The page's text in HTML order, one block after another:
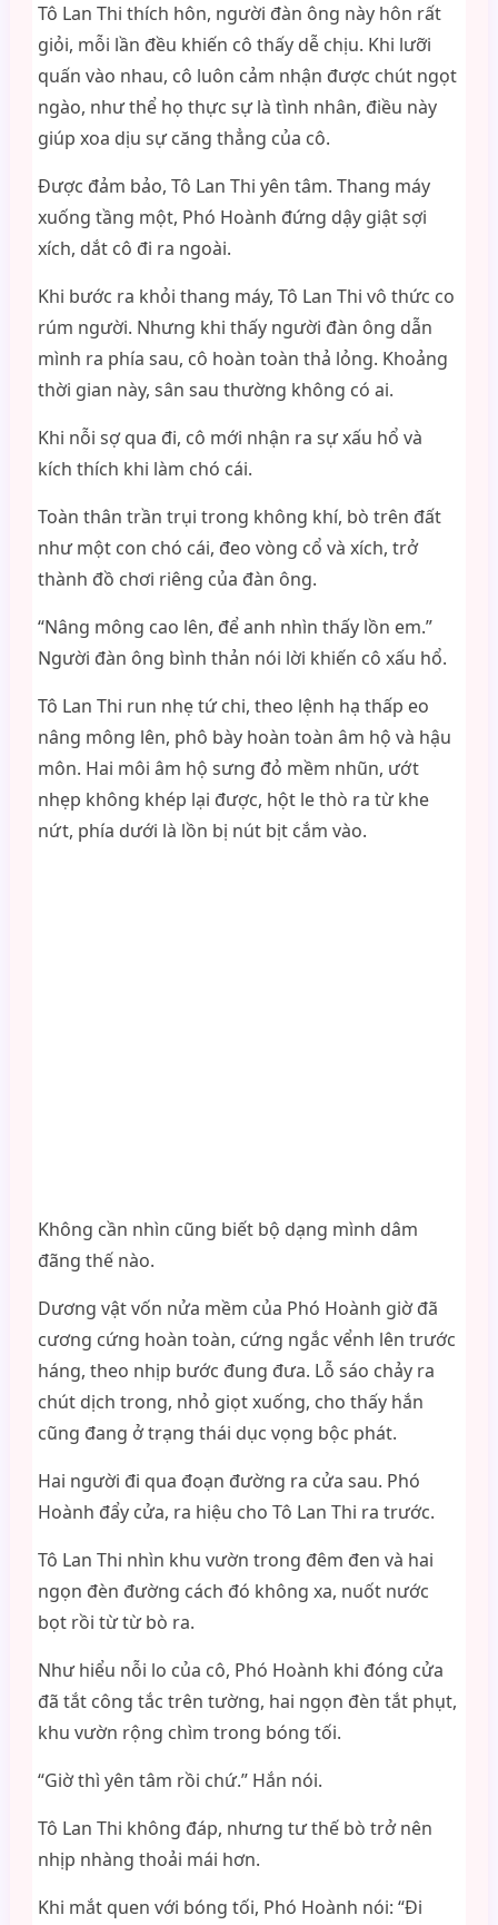
Tô Lan Thi thích hôn, người đàn ông này hôn rất
giỏi, mỗi lần đều khiến cô thấy dễ chịu. Khi lưỡi
quấn vào nhau, cô luôn cảm nhận được chút ngọt
ngào, như thể họ thực sự là tình nhân, điều này
giúp xoa dịu sự căng thẳng của cô.
Được đảm bảo, Tô Lan Thi yên tâm. Thang máy
xuống tầng một, Phó Hoành đứng dậy giật sợi
xích, dắt cô đi ra ngoài.
Khi bước ra khỏi thang máy, Tô Lan Thi vô thức co
rúm người. Nhưng khi thấy người đàn ông dẫn
mình ra phía sau, cô hoàn toàn thả lỏng. Khoảng
thời gian này, sân sau thường không có ai.
Khi nỗi sợ qua đi, cô mới nhận ra sự xấu hổ và
kích thích khi làm chó cái.
Toàn thân trần trụi trong không khí, bò trên đất
như một con chó cái, đeo vòng cổ và xích, trở
thành đồ chơi riêng của đàn ông.
“Nâng mông cao lên, để anh nhìn thấy lồn em.”
Người đàn ông bình thản nói lời khiến cô xấu hổ.
Tô Lan Thi run nhẹ tứ chi, theo lệnh hạ thấp eo
nâng mông lên, phô bày hoàn toàn âm hộ và hậu
môn. Hai môi âm hộ sưng đỏ mềm nhũn, ướt
nhẹp không khép lại được, hột le thò ra từ khe
nứt, phía dưới là lồn bị nút bịt cắm vào.
Không cần nhìn cũng biết bộ dạng mình dâm
đãng thế nào.
Dương vật vốn nửa mềm của Phó Hoành giờ đã
cương cứng hoàn toàn, cứng ngắc vểnh lên trước
háng, theo nhịp bước đung đưa. Lỗ sáo chảy ra
chút dịch trong, nhỏ giọt xuống, cho thấy hắn
cũng đang ở trạng thái dục vọng bộc phát.
Hai người đi qua đoạn đường ra cửa sau. Phó
Hoành đẩy cửa, ra hiệu cho Tô Lan Thi ra trước.
Tô Lan Thi nhìn khu vườn trong đêm đen và hai
ngọn đèn đường cách đó không xa, nuốt nước
bọt rồi từ từ bò ra.
Như hiểu nỗi lo của cô, Phó Hoành khi đóng cửa
đã tắt công tắc trên tường, hai ngọn đèn tắt phụt,
khu vườn rộng chìm trong bóng tối.
“Giờ thì yên tâm rồi chứ.” Hắn nói.
Tô Lan Thi không đáp, nhưng tư thế bò trở nên
nhịp nhàng thoải mái hơn.
Khi mắt quen với bóng tối, Phó Hoành nói: “Đi